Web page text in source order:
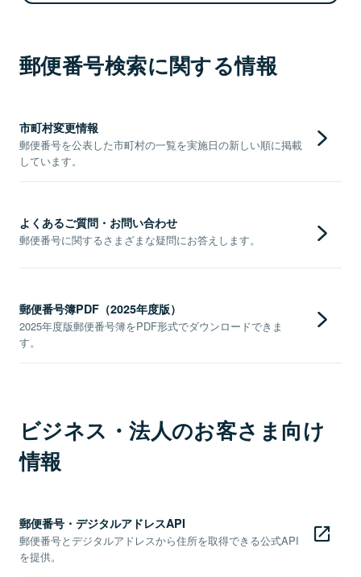
郵便番号検索に関する情報
市町村変更情報
郵便番号を公表した市町村の一覧を実施日の新しい順に掲載
しています。
よくあるご質問・お問い合わせ
郵便番号に関するさまざまな疑問にお答えします。
郵便番号簿PDF（2025年度版）
2025年度版郵便番号簿をPDF形式でダウンロードできま
す。
ビジネス・法人のお客さま向け
情報
郵便番号・デジタルアドレスAPI
郵便番号とデジタルアドレスから住所を取得できる公式API
を提供。